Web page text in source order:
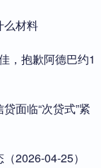
么材料
，抱歉阿德巴约1
面临“次贷式”紧
2026-04-25）